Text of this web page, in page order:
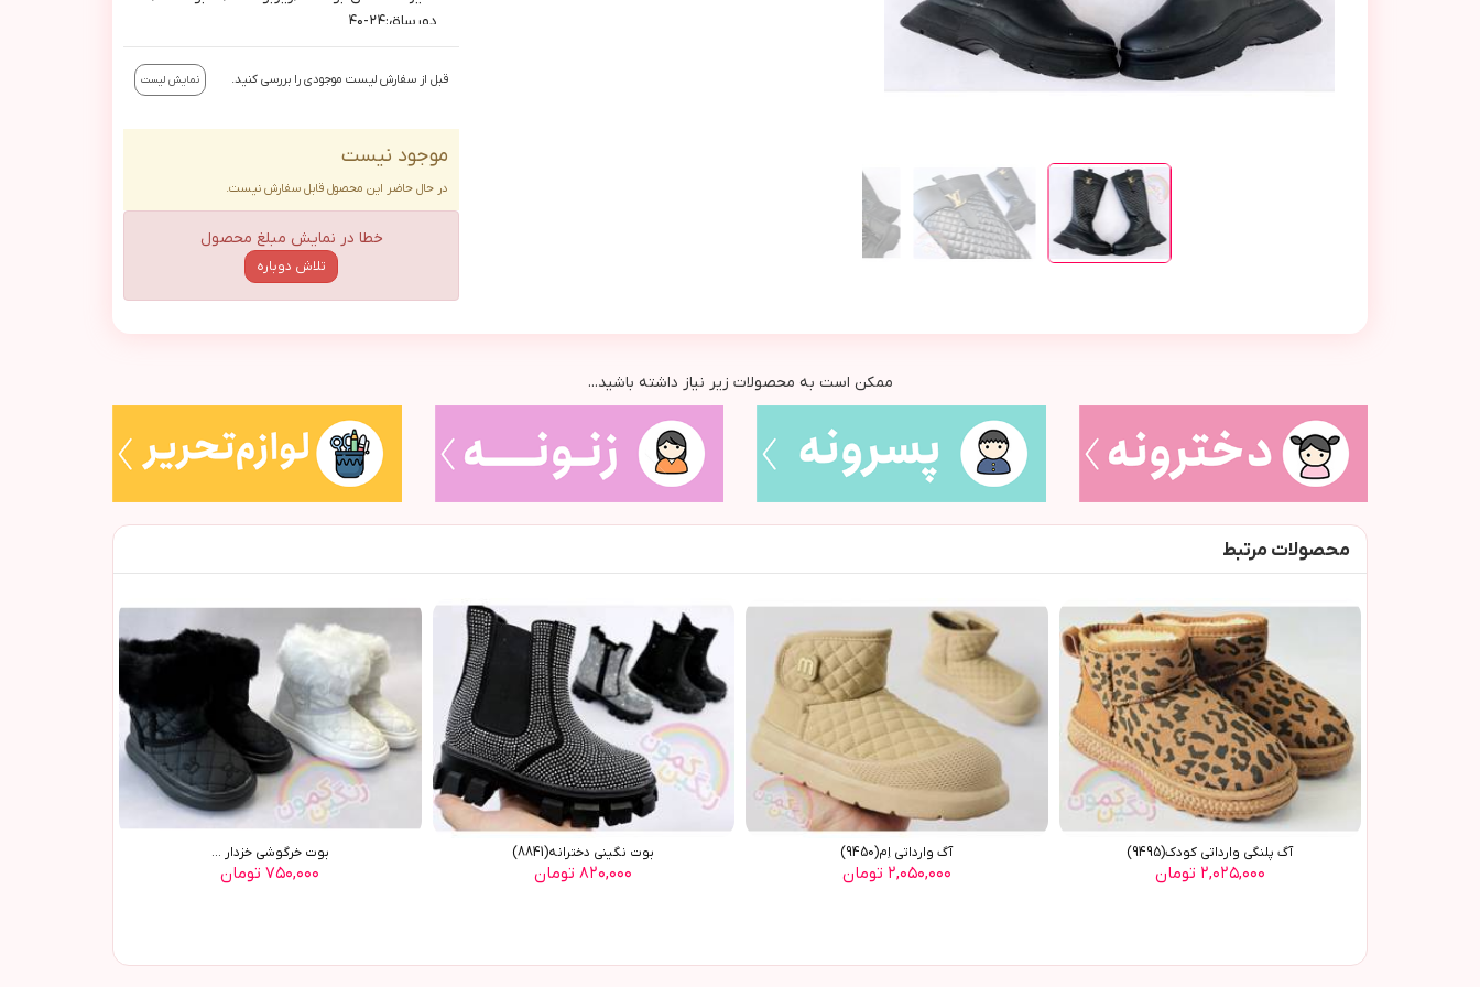
دورساق:٢٤-٤٠
سايز٣٦: داخل بوت:٢٢/٥/زيربوت:٢٧/قدبوت:٣٧/
دورساق:٢٤-٤٠
سايز٣٧: داخل بوت:٢٣/زيربوت:٢٧/قدبوت:٣٨/
قبل از سفارش لیست موجودی را بررسی کنید. نمایش لیست
موجود نیست
در حال حاضر این محصول قابل سفارش نیست.
خطا در نمایش مبلغ محصول
تلاش دوباره
ممکن است به محصولات زیر نیاز داشته باشید...
محصولات مرتبط
آگ پلنگي وارداتي کودک(9495)
۲,۰۲۵,۰۰۰ تومان
آگ وارداتي اِم(9450)
۲,۰۵۰,۰۰۰ تومان
بوت نگینی دخترانه(8841)
۸۲۰,۰۰۰ تومان
بوت خرگوشی خزدار ...
۷۵۰,۰۰۰ تومان